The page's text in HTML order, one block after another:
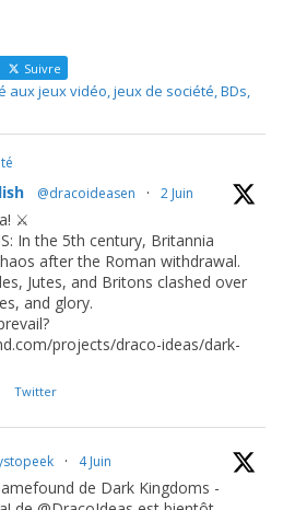
Suivre
aux jeux vidéo, jeux de société, BDs,
@dracoideasen · 2 Juin
⚔️
In the 5th century, Britannia
after the Roman withdrawal.
Jutes, and Britons clashed over
and glory.
projects/draco-ideas/dark-
Twitter
· 4 Juin
de Dark Kingdoms -